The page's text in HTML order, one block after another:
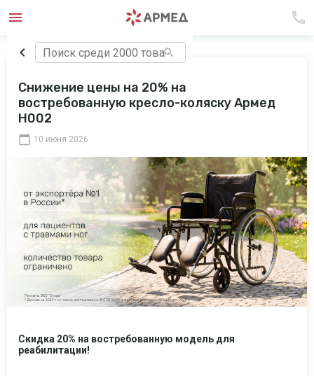
Снижение цены на 20% на
востребованную кресло-коляску Армед
H002
10 июня 2026
Скидка 20% на востребованную модель для
реабилитации!